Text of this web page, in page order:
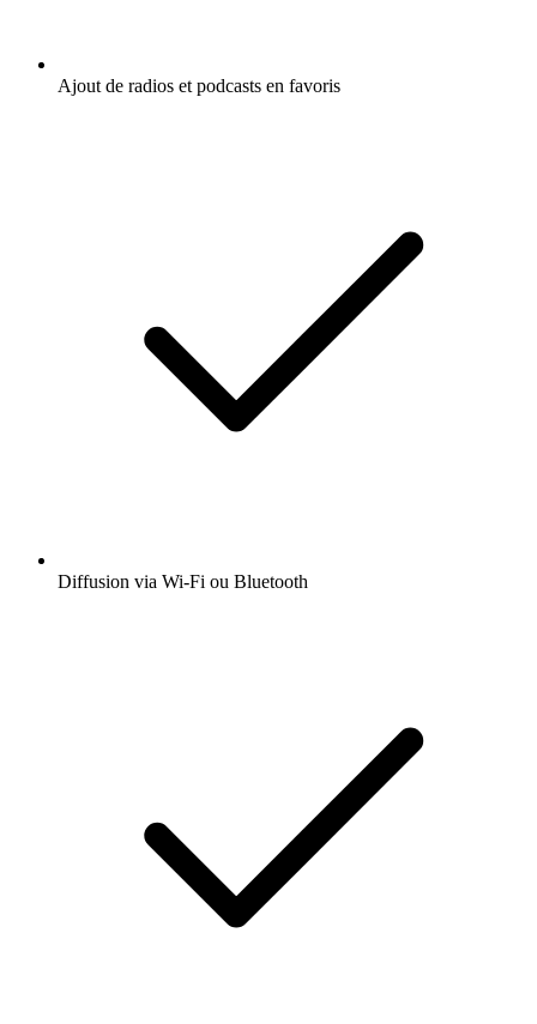
Ajout de radios et podcasts en favoris
Diffusion via Wi-Fi ou Bluetooth